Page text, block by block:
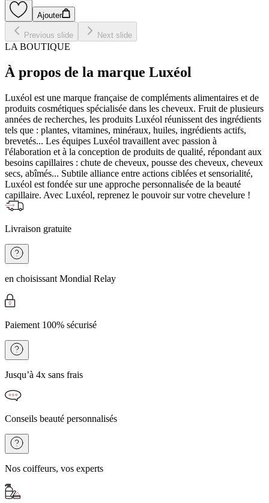
Ajouter
Previous slide Next slide
LA BOUTIQUE
À propos de la marque Luxéol
Luxéol est une marque française de compléments alimentaires et de
produits cosmétiques spécialisée dans les cheveux. Fruit de plusieurs
années de recherches, les produits Luxéol réunissent des ingrédients
tels que : plantes, vitamines, minéraux, huiles, ingrédients actifs,
brevetés... Les équipes Luxéol travaillent avec passion à
l'élaboration et à la conception de produits de qualité, répondant aux
besoins capillaires : chute de cheveux, pousse des cheveux, cheveux
secs, abîmés... Subtile alliance entre actions ciblées et sensorialité,
Luxéol est fondée sur une approche personnalisée de la beauté
capillaire. Avec Luxéol, reprenez le pouvoir sur votre chevelure !
Livraison gratuite
en choisissant Mondial Relay
Paiement 100% sécurisé
Jusqu’à 4x sans frais
Conseils beauté personnalisés
Nos coiffeurs, vos experts